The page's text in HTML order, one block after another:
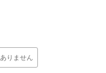
ありません